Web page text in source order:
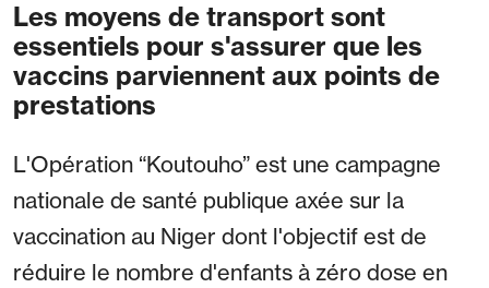
Les moyens de transport sont
essentiels pour s'assurer que les
vaccins parviennent aux points de
prestations
L'Opération “Koutouho” est une campagne
nationale de santé publique axée sur la
vaccination au Niger dont l'objectif est de
réduire le nombre d'enfants à zéro dose en